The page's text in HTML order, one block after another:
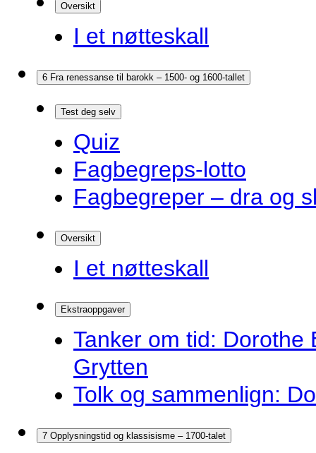
Oversikt
I et nøtteskall
6 Fra renessanse til barokk – 1500- og 1600-tallet
Test deg selv
Quiz
Fagbegreps-lotto
Fagbegreper – dra og
Oversikt
I et nøtteskall
Ekstraoppgaver
Tanker om tid: Dorothe
Grytten
Tolk og sammenlign:
7 Opplysningstid og klassisisme – 1700-talet